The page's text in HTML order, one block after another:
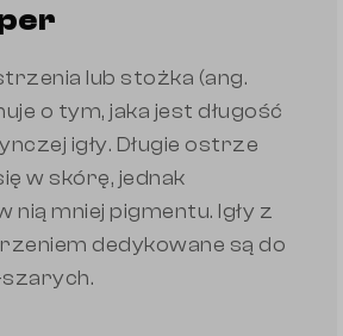
lub stożka (ang.
o tym, jaka jest długość
igły. Długie ostrze
w skórę, jednak
mniej pigmentu. Igły z
dedykowane są do